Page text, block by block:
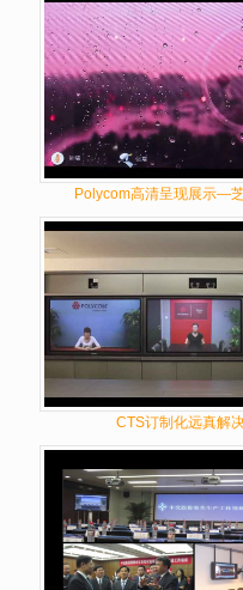
Polycom高清呈现展示—
CTS订制化远真解